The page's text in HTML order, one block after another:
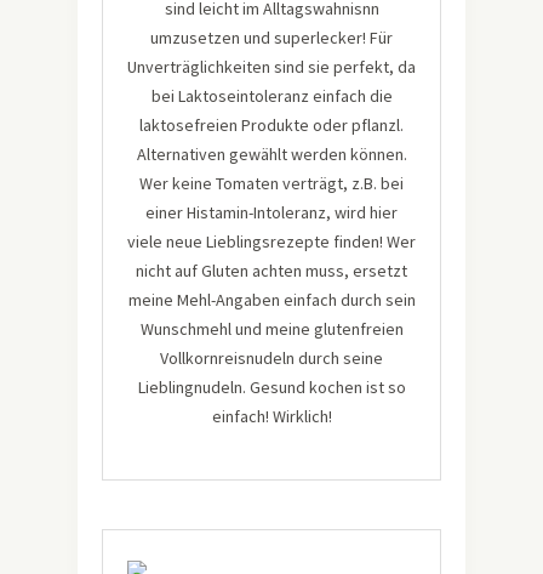
sind leicht im Alltagswahnisnn
umzusetzen und superlecker! Für
Unverträglichkeiten sind sie perfekt, da
bei Laktoseintoleranz einfach die
laktosefreien Produkte oder pflanzl.
Alternativen gewählt werden können.
Wer keine Tomaten verträgt, z.B. bei
einer Histamin-Intoleranz, wird hier
viele neue Lieblingsrezepte finden! Wer
nicht auf Gluten achten muss, ersetzt
meine Mehl-Angaben einfach durch sein
Wunschmehl und meine glutenfreien
Vollkornreisnudeln durch seine
Lieblingnudeln. Gesund kochen ist so
einfach! Wirklich!